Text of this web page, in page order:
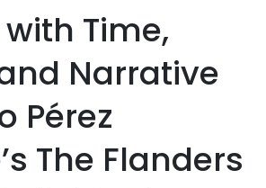
Time,
Narrative
Pérez
The Flanders